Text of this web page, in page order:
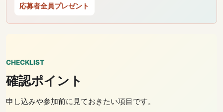
応募者全員プレゼント
CHECKLIST
確認ポイント
申し込みや参加前に見ておきたい項目です。